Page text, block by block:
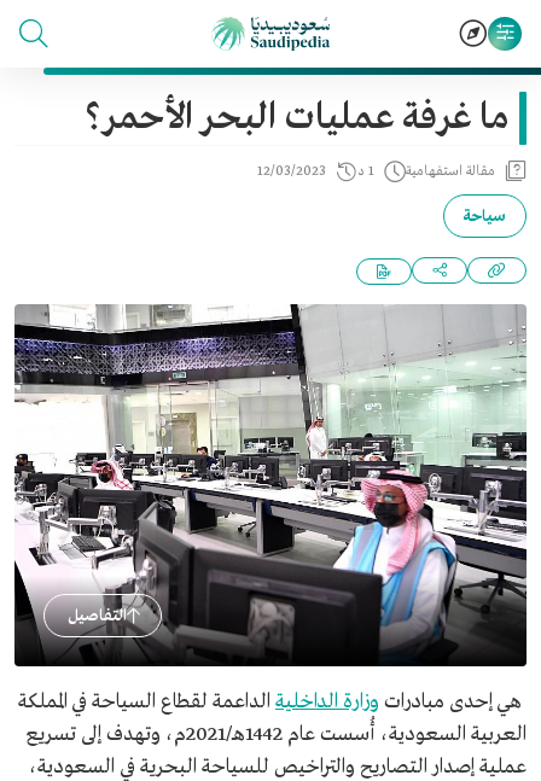
ما غرفة عمليات البحر الأحمر؟
مقالة استفهامية 1 د 12/03/2023
سياحة
التفاصيل
هي إحدى مبادرات وزارة الداخلية الداعمة لقطاع السياحة في المملكة
العربية السعودية، أُسست عام 1442هـ/2021م، وتهدف إلى تسريع
عملية إصدار التصاريح والتراخيص للسياحة البحرية في السعودية،